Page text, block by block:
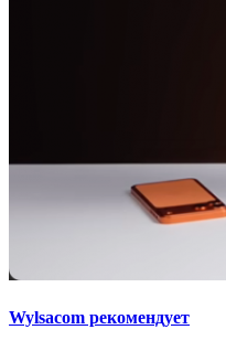
Wylsacom рекомендует